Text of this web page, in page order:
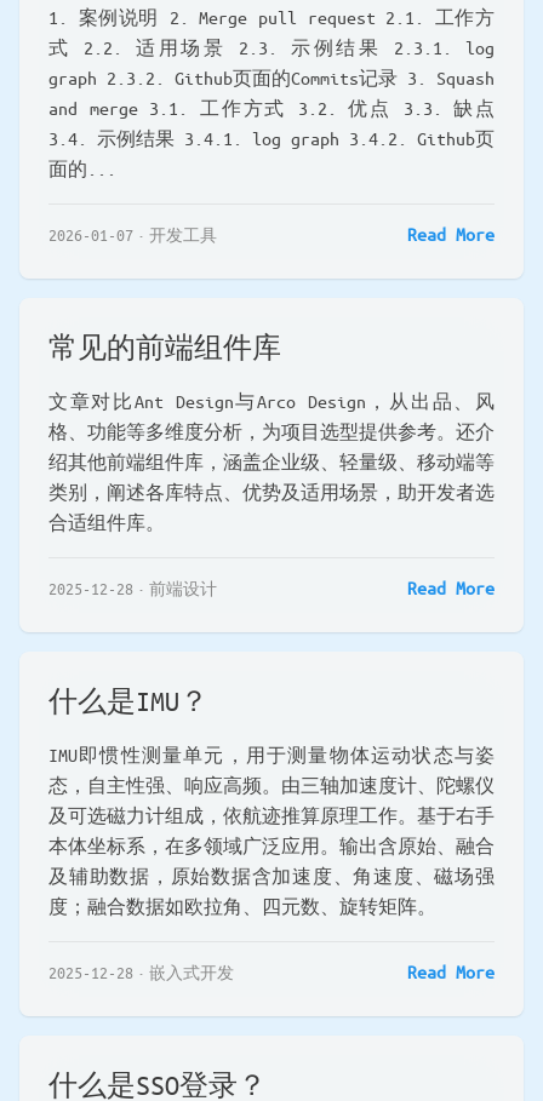
1. 案例说明 2. Merge pull request 2.1. 工作方
式 2.2. 适用场景 2.3. 示例结果 2.3.1. log
graph 2.3.2. Github页面的Commits记录 3. Squash
and merge 3.1. 工作方式 3.2. 优点 3.3. 缺点
3.4. 示例结果 3.4.1. log graph 3.4.2. Github页
面的...
2026-01-07 开发工具 Read More
常见的前端组件库
文章对比Ant Design与Arco Design，从出品、风
格、功能等多维度分析，为项目选型提供参考。还介
绍其他前端组件库，涵盖企业级、轻量级、移动端等
类别，阐述各库特点、优势及适用场景，助开发者选
合适组件库。
2025-12-28 前端设计 Read More
什么是IMU？
IMU即惯性测量单元，用于测量物体运动状态与姿
态，自主性强、响应高频。由三轴加速度计、陀螺仪
及可选磁力计组成，依航迹推算原理工作。基于右手
本体坐标系，在多领域广泛应用。输出含原始、融合
及辅助数据，原始数据含加速度、角速度、磁场强
度；融合数据如欧拉角、四元数、旋转矩阵。
2025-12-28 嵌入式开发 Read More
什么是SSO登录？